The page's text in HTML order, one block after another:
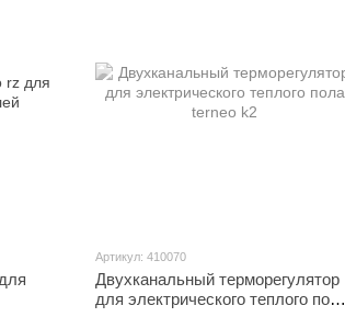
Артикул: 410070
Двухканальный терморегулятор
для электрического теплого пола